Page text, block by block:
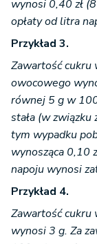
opłaty od litra
Przykład 3.
Zawartość
owocowego
równej 5 g w
stała (w związku
tym wypadku
wynosząca 0,10
napoju wynosi
Przykład 4.
Zawartość
wynosi 3 g. Za
100 ml napoju